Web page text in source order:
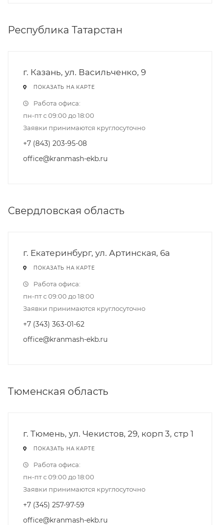
Республика Татарстан
г. Казань, ул. Васильченко, 9
ПОКАЗАТЬ НА КАРТЕ
Работа офиса:
пн-пт с 09:00 до 18:00
Заявки принимаются круглосуточно
+7 (843) 203-95-08
office@kranmash-ekb.ru
Свердловская область
г. Екатеринбург, ул. Артинская, 6а
ПОКАЗАТЬ НА КАРТЕ
Работа офиса:
пн-пт с 09:00 до 18:00
Заявки принимаются круглосуточно
+7 (343) 363-01-62
office@kranmash-ekb.ru
Тюменская область
г. Тюмень, ул. Чекистов, 29, корп 3, стр 1
ПОКАЗАТЬ НА КАРТЕ
Работа офиса:
пн-пт с 09:00 до 18:00
Заявки принимаются круглосуточно
+7 (345) 257-97-59
office@kranmash-ekb.ru